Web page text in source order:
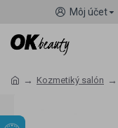
Môj účet
Kozmetiký salón